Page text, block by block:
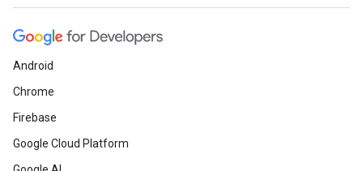
Android
Chrome
Firebase
Google Cloud Platform